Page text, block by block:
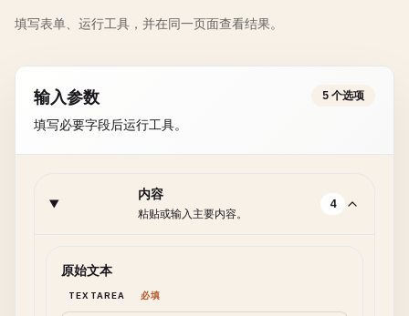
填写表单、运行工具，并在同一页面查看结果。
输入参数
填写必要字段后运行工具。
5 个选项
内容
粘贴或输入主要内容。
4
原始文本
TEXTAREA 必填